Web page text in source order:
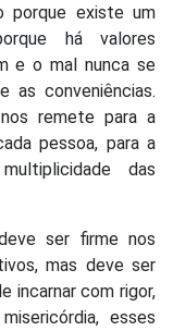
porque existe um
há valores
e o mal nunca se
as conveniências.
remete para a
pessoa, para a
das
ser firme nos
mas deve ser
incarnar com rigor,
esses